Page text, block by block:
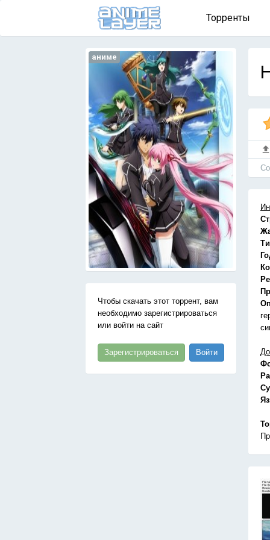
Торренты
аниме
Чтобы скачать этот торрент, вам
необходимо зарегистрироваться
или войти на сайт
Зарегистрироваться Войти